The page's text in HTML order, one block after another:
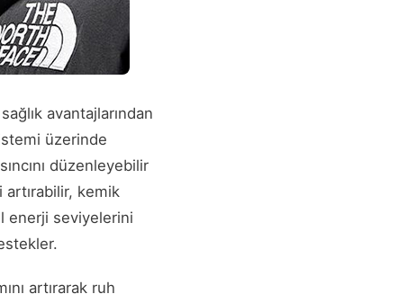
avantajlarından
üzerinde
düzenleyebilir
kemik
enerji seviyelerini
artırarak ruh